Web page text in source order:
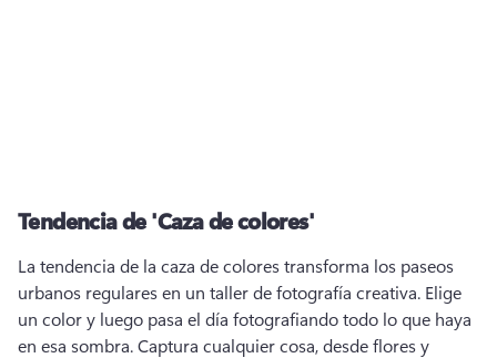
Tendencia de 'Caza de colores'
La tendencia de la caza de colores transforma los paseos
urbanos regulares en un taller de fotografía creativa. Elige
un color y luego pasa el día fotografiando todo lo que haya
en esa sombra. Captura cualquier cosa, desde flores y